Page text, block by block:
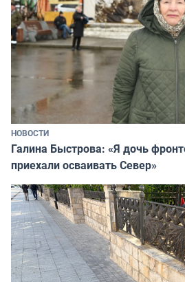
НОВОСТИ
Галина Быстрова: «Я дочь
приехали осваивать Север»